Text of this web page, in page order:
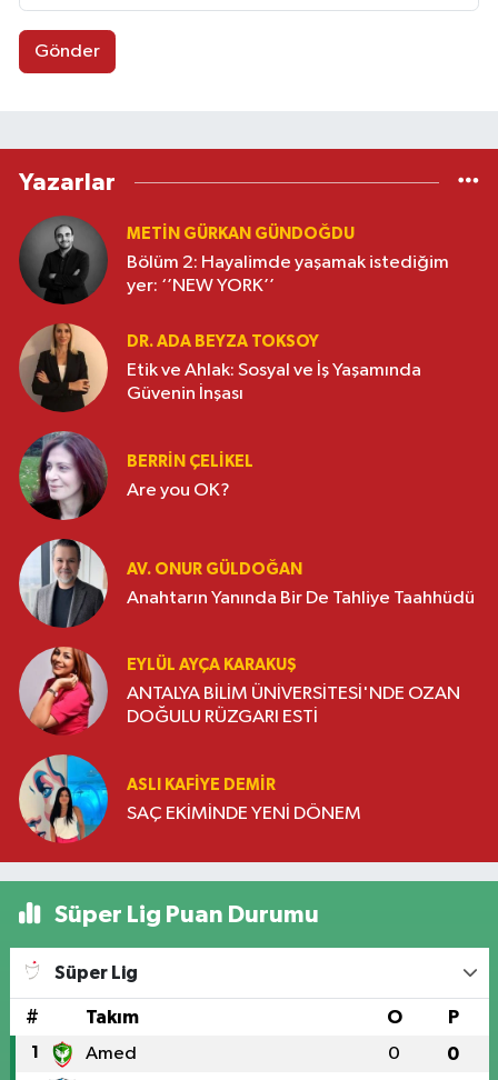
Gönder
Yazarlar
METIN GÜRKAN GÜNDOĞDU
Bölüm 2: Hayalimde yaşamak istediğim
yer: ‘’NEW YORK’’
DR. ADA BEYZA TOKSOY
Etik ve Ahlak: Sosyal ve İş Yaşamında
Güvenin İnşası
BERRIN ÇELIKEL
Are you OK?
AV. ONUR GÜLDOĞAN
Anahtarın Yanında Bir De Tahliye Taahhüdü
EYLÜL AYÇA KARAKUŞ
ANTALYA BİLİM ÜNİVERSİTESİ'NDE OZAN
DOĞULU RÜZGARI ESTİ
ASLI KAFIYE DEMIR
SAÇ EKİMİNDE YENİ DÖNEM
Süper Lig Puan Durumu
Süper Lig
# Takım O P
1 Amed 0 0